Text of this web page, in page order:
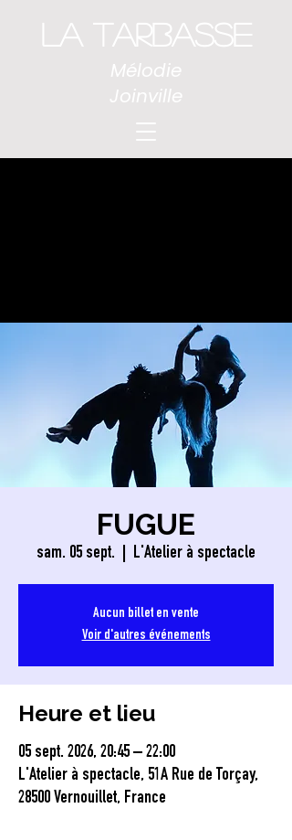
LA TARBASSE
Mélodie
Joinville
FUGUE
sam. 05 sept. L'Atelier à spectacle
Aucun billet en vente
Voir d'autres événements
Heure et lieu
05 sept. 2026, 20:45 – 22:00
L'Atelier à spectacle, 51A Rue de Torçay,
28500 Vernouillet, France